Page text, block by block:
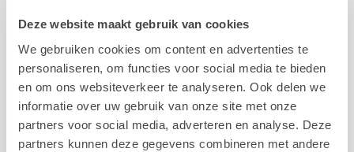
Deze website maakt gebruik van cookies
We gebruiken cookies om content en advertenties te
personaliseren, om functies voor social media te bieden
en om ons websiteverkeer te analyseren. Ook delen we
informatie over uw gebruik van onze site met onze
partners voor social media, adverteren en analyse. Deze
partners kunnen deze gegevens combineren met andere